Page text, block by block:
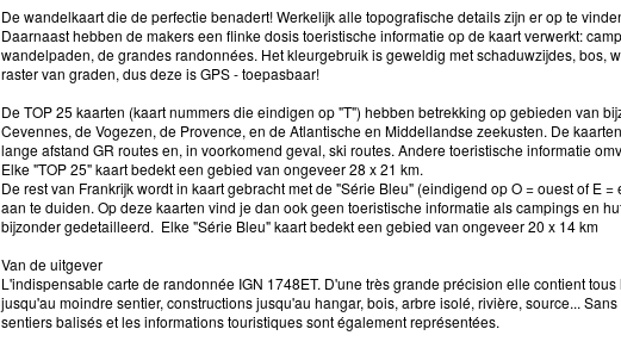
De wandelkaart die de perfectie benadert! Werkelijk alle topografische details zijn er op te
Daarnaast hebben de makers een flinke dosis toeristische informatie op de kaart verwerkt:
wandelpaden, de grandes randonnées. Het kleurgebruik is geweldig met schaduwzijdes, bos,
raster van graden, dus deze is GPS - toepasbaar!
De TOP 25 kaarten (kaart nummers die eindigen op "T") hebben betrekking op gebieden van
Cevennes, de Vogezen, de Provence, en de Atlantische en Middellandse zeekusten. De
lange afstand GR routes en, in voorkomend geval, ski routes. Andere toeristische informatie
Elke "TOP 25" kaart bedekt een gebied van ongeveer 28 x 21 km.
De rest van Frankrijk wordt in kaart gebracht met de "Série Bleu" (eindigend op O = ouest of E
aan te duiden. Op deze kaarten vind je dan ook geen toeristische informatie als campings en
bijzonder gedetailleerd. Elke "Série Bleu" kaart bedekt een gebied van ongeveer 20 x 14 km
Van de uitgever
L'indispensable carte de randonnée IGN 1748ET. D'une très grande précision elle contient
jusqu'au moindre sentier, constructions jusqu'au hangar, bois, arbre isolé, rivière, source...
sentiers balisés et les informations touristiques sont également représentées.